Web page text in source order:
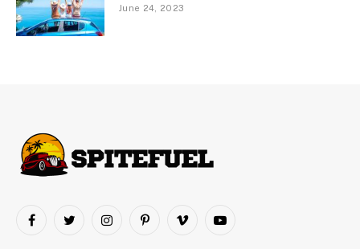
June 24, 2023
FacebookTwitterInstagramPinterestVimeo YouTube